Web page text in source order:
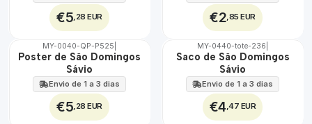
€5,28 EUR €2,85 EUR
🇵🇹
MY-0040-QP-P525
Poster de São Domingos
Sávio
Envio de 1 a 3 dias
€5,28 EUR
🇵🇹
MY-0440-tote-236
Saco de São Domingos
Sávio
Envio de 1 a 3 dias
€4,47 EUR